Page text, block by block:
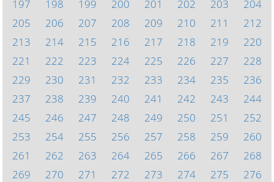
197
198 199 200 201 202 203
204
205
206 207 208 209 210 211
212
213
214 215 216 217 218 219
220
221
222 223 224 225 226 227
228
229
230 231 232 233 234 235
236
237
238 239 240 241 242 243
244
245
246 247 248 249 250 251
252
253
254 255 256 257 258 259
260
261
262 263 264 265 266 267
268
269
270 271 272 273 274 275
276